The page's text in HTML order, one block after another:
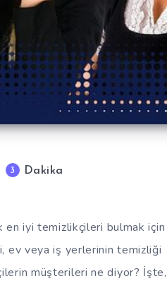
3 Dakika
en iyi temizlikçileri bulmak için
ev veya iş yerlerinin temizliği
müşterileri ne diyor? İşte,